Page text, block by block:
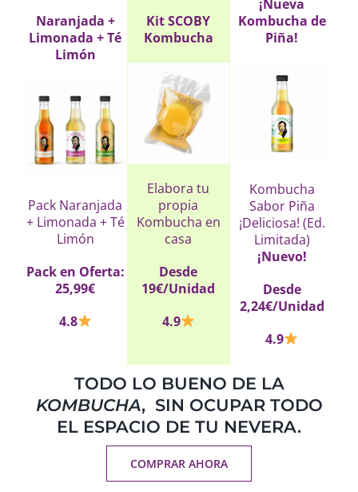
Naranjada +
Limonada + Té
Limón
Pack Naranjada
+ Limonada + Té
Limón
Pack en Oferta:
25,99€
4.8
Kit SCOBY
Kombucha
Elabora tu
propia
Kombucha en
casa
Desde
19€/Unidad
4.9
¡Nueva
Kombucha de
Piña!
Kombucha
Sabor Piña
¡Deliciosa! (Ed.
Limitada)
¡Nuevo!
Desde
2,24€/Unidad
4.9
TODO LO BUENO DE LA
KOMBUCHA, SIN OCUPAR TODO
EL ESPACIO DE TU NEVERA.
COMPRAR AHORA